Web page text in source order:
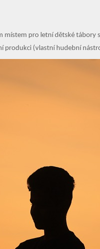
místem pro letní dětské tábory
(vlastní hudební